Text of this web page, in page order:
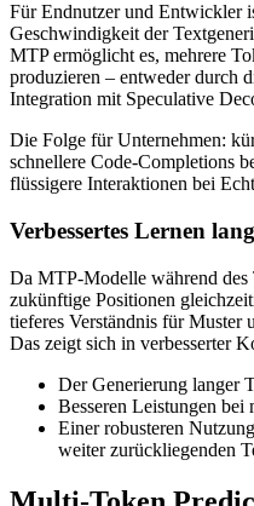
Für Endnutzer und Entwickler
Geschwindigkeit der
MTP ermöglicht es, mehrere
produzieren – entweder durch
Integration mit Speculative
Die Folge für Unternehmen:
schnellere Code-Completions
flüssigere Interaktionen bei
Verbessertes Lernen
Da MTP-Modelle während des
zukünftige Positionen
tieferes Verständnis für Muster
Das zeigt sich in verbesserter
Der Generierung langer
Besseren Leistungen bei
Einer robusteren
weiter zurückliegenden